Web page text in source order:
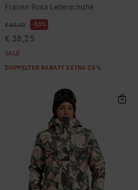
Frauen Rosa Lederschuhe
€ 85,00 55%
€ 38,25
SALE
DOPPELTER RABATT EXTRA 25 %